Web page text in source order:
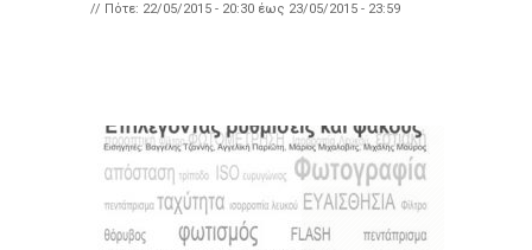
// Πότε: 22/05/2015 - 20:30 έως 23/05/2015 - 23:59